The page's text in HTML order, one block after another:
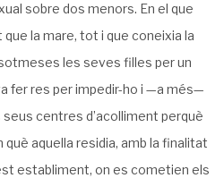
sobre dos menors. En el que
la mare, tot i que coneixia la
les seves filles per un
fer res per impedir-ho i —a més—
centres d’acolliment perquè
què aquella residia, amb la finalitat
establiment, on es cometien els